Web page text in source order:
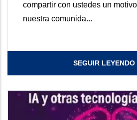
compartir con ustedes un
nuestra comunida...
SEGUIR LEYENDO